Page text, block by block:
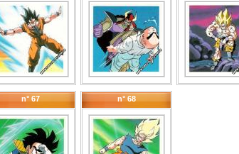
n° 67 n° 68